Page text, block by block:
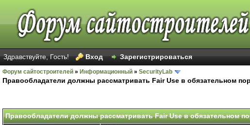
Здравствуйте, Гость! Вход Зарегистрироваться
Форум сайтостроителей » Информационный » SecurityLab
Правообладатели должны рассматривать Fair Use в обязательном
Правообладатели должны рассматривать Fair Use в обязательном